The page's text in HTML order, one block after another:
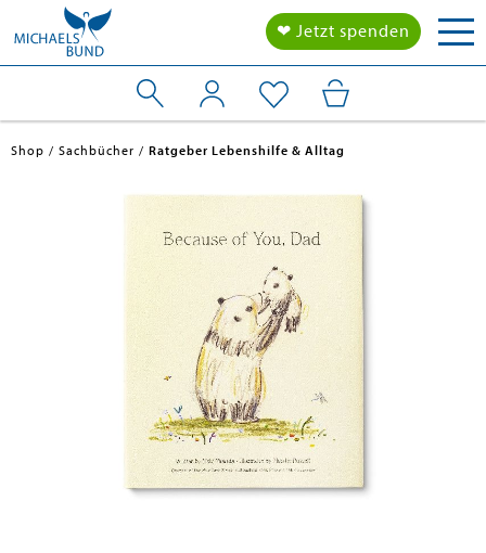
❤ Jetzt spenden
Shop Sachbücher Ratgeber Lebenshilfe & Alltag